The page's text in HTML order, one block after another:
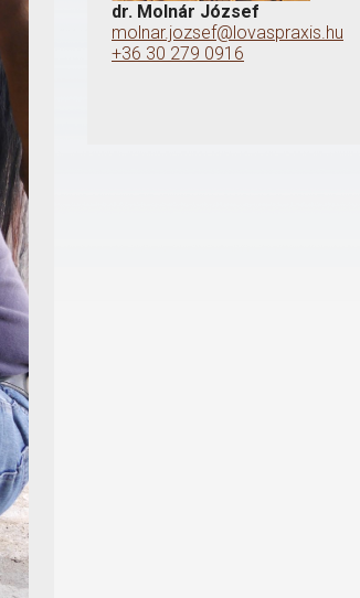
dr. Molnár József
molnar.jozsef@lovaspraxis.hu
+36 30 279 0916